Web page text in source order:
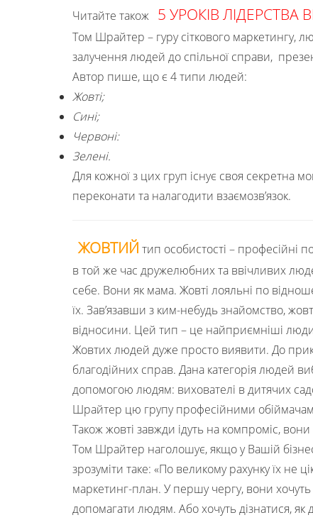
Читайте також 5 УРОКІВ ЛІДЕРСТВА
Том Шрайтер – гуру сіткового маркетингу,
залучення людей до спільної справи,
Автор пише, що є 4 типи людей:
Жовті;
Сині;
Червоні:
Зелені.
Для кожної з цих груп існує своя секретна
переконати та налагодити взаємозв’язок.
ЖОВТИЙ тип особистості –
в той же час дружелюбних та ввічливих
себе. Вони як мама. Жовті лояльні по
їх. Зав’язавши з ким-небудь знайомство,
відносини. Цей тип – це найприємніші люди
Жовтих людей дуже просто виявити. До
благодійних справ. Дана категорія людей
допомогою людям: вихователі в дитячих
Шрайтер цю групу професійними
Також жовті завжди ідуть на компроміс,
Том Шрайтер наголошує, якщо у Вашій
зрозуміти таке: «По великому рахунку їх не
маркетинг-план. У першу чергу, вони
допомагати людям. Або хочуть дізнатися,